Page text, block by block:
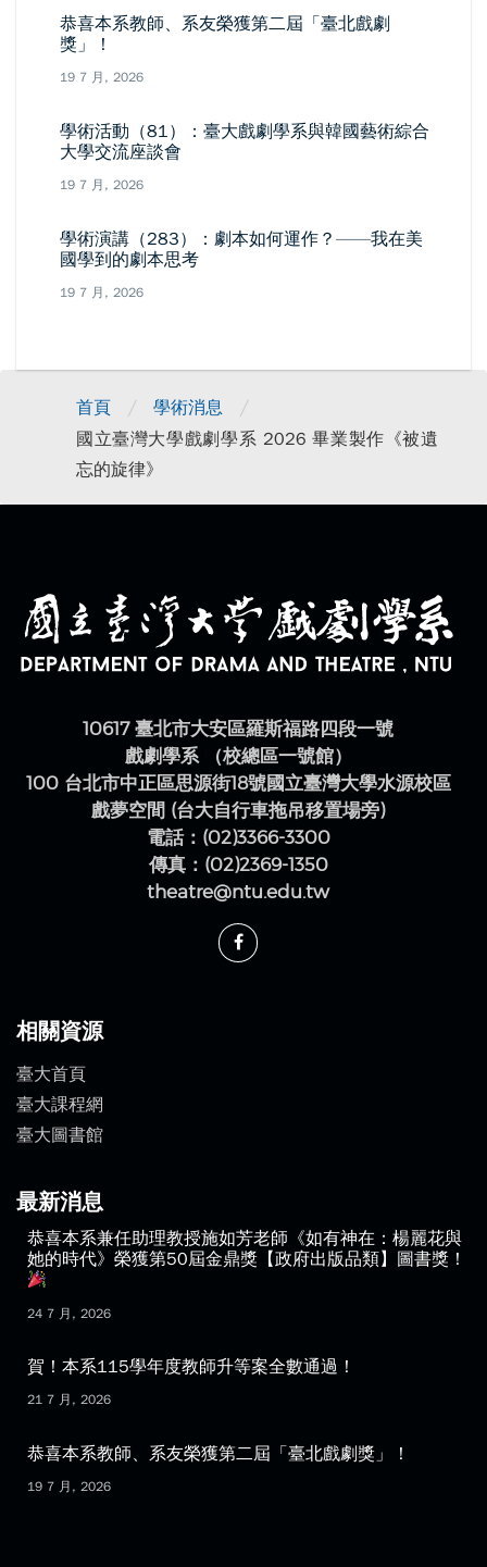
恭喜本系教師、系友榮獲第二屆「臺北戲劇
獎」！
19 7 月, 2026
學術活動（81）：臺大戲劇學系與韓國藝術綜合
大學交流座談會
19 7 月, 2026
學術演講（283）：劇本如何運作？——我在美
國學到的劇本思考
19 7 月, 2026
首頁 / 學術消息 /
國立臺灣大學戲劇學系 2026 畢業製作《被遺
忘的旋律》
10617 臺北市大安區羅斯福路四段一號
戲劇學系 （校總區一號館）
100 台北市中正區思源街18號國立臺灣大學水源校區
戲夢空間 (台大自行車拖吊移置場旁)
電話：(02)3366-3300
傳真：(02)2369-1350
theatre@ntu.edu.tw
相關資源
臺大首頁
臺大課程網
臺大圖書館
最新消息
恭喜本系兼任助理教授施如芳老師《如有神在：楊麗花與
她的時代》榮獲第50屆金鼎獎【政府出版品類】圖書獎！
24 7 月, 2026
賀！本系115學年度教師升等案全數通過！
21 7 月, 2026
恭喜本系教師、系友榮獲第二屆「臺北戲劇獎」！
19 7 月, 2026